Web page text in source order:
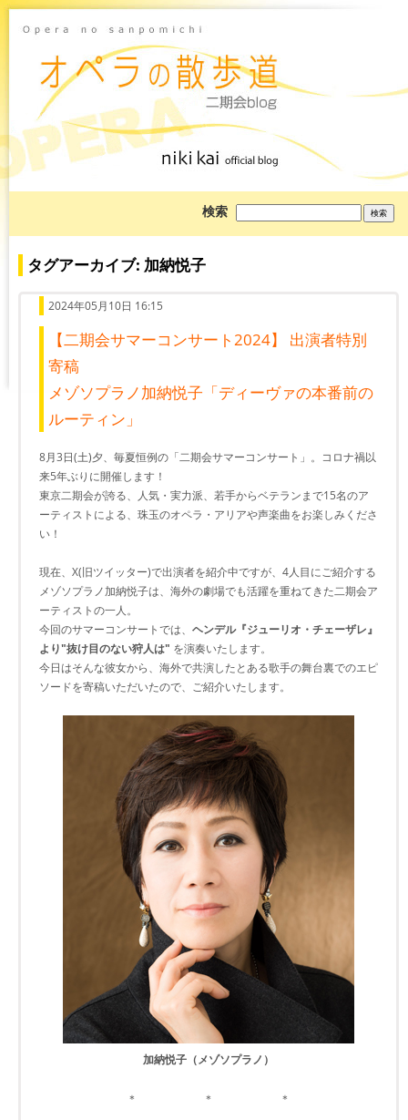
検索
を
タグアーカイブ: 加納悦子
2024年05月10日 16:15
【二期会サマーコンサート2024】 出演者特別
寄稿
メゾソプラノ加納悦子「ディーヴァの本番前の
ルーティン」
8月3日(土)夕、毎夏恒例の「二期会サマーコンサート」。コロナ禍以
来5年ぶりに開催します！
東京二期会が誇る、人気・実力派、若手からベテランまで15名のア
ーティストによる、珠玉のオペラ・アリアや声楽曲をお楽しみくださ
い！
現在、X(旧ツイッター)で出演者を紹介中ですが、4人目にご紹介する
メゾソプラノ加納悦子は、海外の劇場でも活躍を重ねてきた二期会ア
ーティストの一人。
今回のサマーコンサートでは、 ヘンデル『ジューリオ・チェーザレ』
より"抜け目のない狩人は" を演奏いたします。
今日はそんな彼女から、海外で共演したとある歌手の舞台裏でのエピ
ソードを寄稿いただいたので、ご紹介いたします。
加納悦子（メゾソプラノ）
＊ ＊ ＊